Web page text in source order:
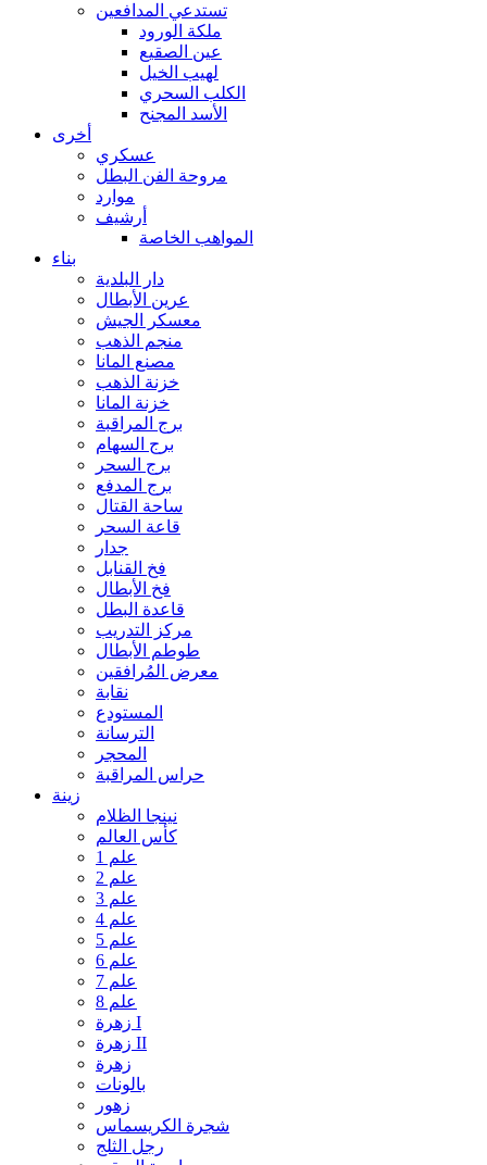
تستدعي المدافعين
ملكة الورود
عين الصقيع
لهيب الخيل
الكلب السحري
الأسد المجنح
أخرى
عسكري
مروحة الفن البطل
موارد
أرشيف
المواهب الخاصة
بناء
دار البلدية
عرين الأبطال
معسكر الجيش
منجم الذهب
مصنع المانا
خزنة الذهب
خزنة المانا
برج المراقبة
برج السهام
برج السحر
برج المدفع
ساحة القتال
قاعة السحر
جدار
فخ القنابل
فخ الأبطال
قاعدة البطل
مركز التدريب
طوطم الأبطال
معرض المُرافقين
نقابة
المستودع
الترسانة
المحجر
حراس المراقبة
زينة
نينجا الظلام
كأس العالم
علم 1
علم 2
علم 3
علم 4
علم 5
علم 6
علم 7
علم 8
زهرة I
زهرة II
زهرة
بالونات
زهور
شجرة الكريسماس
رجل الثلج